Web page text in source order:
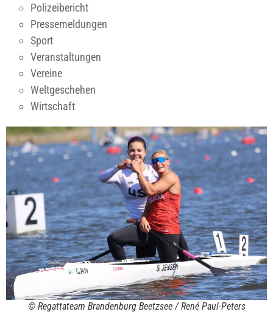
Polizeibericht
Pressemeldungen
Sport
Veranstaltungen
Vereine
Weltgeschehen
Wirtschaft
© Regattateam Brandenburg Beetzsee / René Paul-Peters